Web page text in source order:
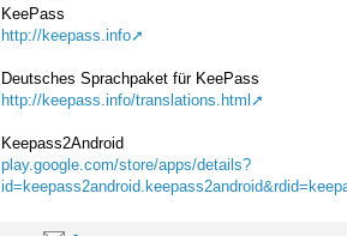
KeePass
http://keepass.info
Deutsches Sprachpaket für KeePass
http://keepass.info/translations.html
Keepass2Android
play.google.com/store/apps/details?